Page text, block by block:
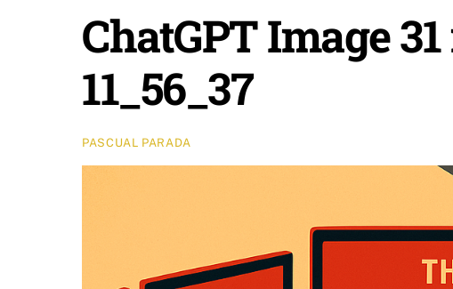
ChatGPT Image
11_56_37
PASCUAL PARADA